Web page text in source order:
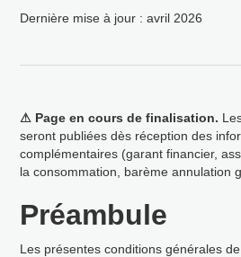
Dernière miseà jour : avril 2026
⚠ Page en cours de finalisation.
seront publiées dès réception des
complémentaires (garant financier,
la consommation, barème annulation
Préambule
Les présentes conditions générales